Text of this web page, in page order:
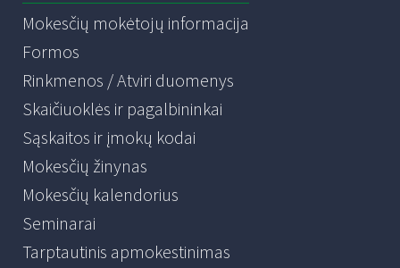
Mokesčių mokėtojų informacija
Formos
Rinkmenos / Atviri duomenys
Skaičiuoklės ir pagalbininkai
Sąskaitos ir įmokų kodai
Mokesčių žinynas
Mokesčių kalendorius
Seminarai
Tarptautinis apmokestinimas